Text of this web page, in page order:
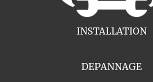
INSTALLATION
DEPANNAGE